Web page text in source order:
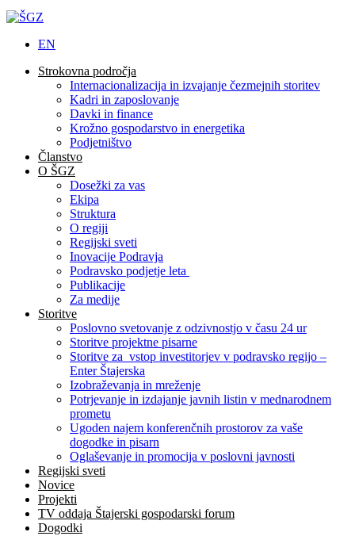
EN
Strokovna področja
Internacionalizacija in izvajanje čezmejnih storitev
Kadri in zaposlovanje
Davki in finance
Krožno gospodarstvo in energetika
Podjetništvo
Članstvo
O ŠGZ
Dosežki za vas
Ekipa
Struktura
O regiji
Regijski sveti
Inovacije Podravja
Podravsko podjetje leta
Publikacije
Za medije
Storitve
Poslovno svetovanje z odzivnostjo v času 24 ur
Storitve projektne pisarne
Storitve za vstop investitorjev v podravsko regijo –
Enter Štajerska
Izobraževanja in mreženje
Potrjevanje in izdajanje javnih listin v mednarodnem
prometu
Ugoden najem konferenčnih prostorov za vaše
dogodke in pisarn
Oglaševanje in promocija v poslovni javnosti
Regijski sveti
Novice
Projekti
TV oddaja Štajerski gospodarski forum
Dogodki